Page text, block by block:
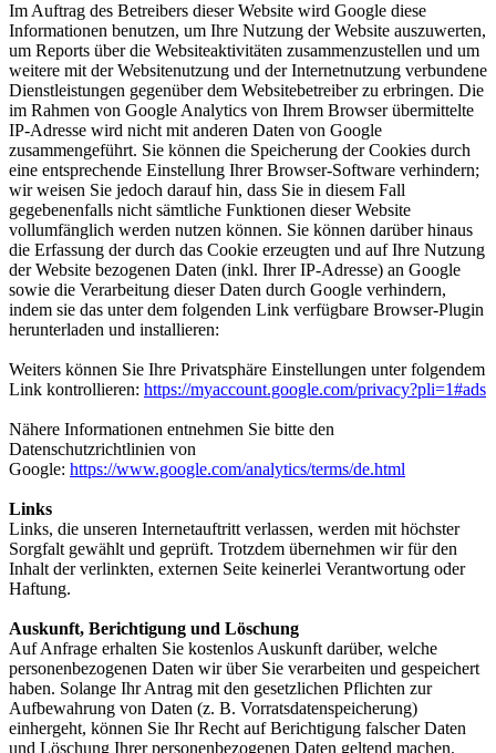
Im Auftrag des Betreibers dieser Website wird Google diese
Informationen benutzen, um Ihre Nutzung der Website auszuwerten,
um Reports über die Websiteaktivitäten zusammenzustellen und um
weitere mit der Websitenutzung und der Internetnutzung verbundene
Dienstleistungen gegenüber dem Websitebetreiber zu erbringen. Die
im Rahmen von Google Analytics von Ihrem Browser übermittelte
IP-Adresse wird nicht mit anderen Daten von Google
zusammengeführt. Sie können die Speicherung der Cookies durch
eine entsprechende Einstellung Ihrer Browser-Software verhindern;
wir weisen Sie jedoch darauf hin, dass Sie in diesem Fall
gegebenenfalls nicht sämtliche Funktionen dieser Website
vollumfänglich werden nutzen können. Sie können darüber hinaus
die Erfassung der durch das Cookie erzeugten und auf Ihre Nutzung
der Website bezogenen Daten (inkl. Ihrer IP-Adresse) an Google
sowie die Verarbeitung dieser Daten durch Google verhindern,
indem sie das unter dem folgenden Link verfügbare Browser-Plugin
herunterladen und installieren:
Weiters können Sie Ihre Privatsphäre Einstellungen unter folgendem
Link kontrollieren: https://myaccount.google.com/privacy?pli=1#ads
Nähere Informationen entnehmen Sie bitte den
Datenschutzrichtlinien von
Google: https://www.google.com/analytics/terms/de.html
Links
Links, die unseren Internetauftritt verlassen, werden mit höchster
Sorgfalt gewählt und geprüft. Trotzdem übernehmen wir für den
Inhalt der verlinkten, externen Seite keinerlei Verantwortung oder
Haftung.
Auskunft, Berichtigung und Löschung
Auf Anfrage erhalten Sie kostenlos Auskunft darüber, welche
personenbezogenen Daten wir über Sie verarbeiten und gespeichert
haben. Solange Ihr Antrag mit den gesetzlichen Pflichten zur
Aufbewahrung von Daten (z. B. Vorratsdatenspeicherung)
einhergeht, können Sie Ihr Recht auf Berichtigung falscher Daten
und Löschung Ihrer personenbezogenen Daten geltend machen.